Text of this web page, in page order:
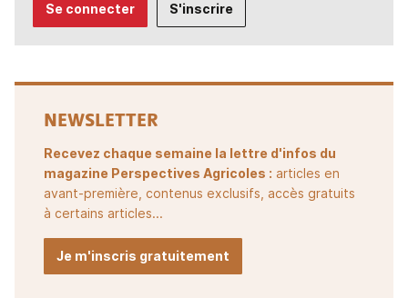
Se connecter S'inscrire
NEWSLETTER
Recevez chaque semaine la lettre d'infos du
magazine Perspectives Agricoles : articles en
avant-première, contenus exclusifs, accès gratuits
à certains articles...
Je m'inscris gratuitement